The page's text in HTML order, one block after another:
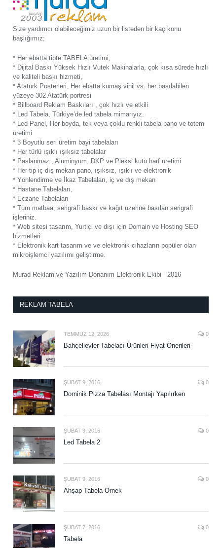
Size yardımcı olabileceğimiz uzun bir listeden bir kaç konu
başlığımız;
* Her ebatta tipte TABELA üretimi,
* Dijital Baskı Yüksek Hızlı Vutek Makinalarla, çok kısa sürede hızlı
ve kaliteli baskı hizmeti,
* Atatürk Posterleri, Her ebatta kumaş vinil vs. her basılabilen
yüzeye 302 Atatürk portresi
* Billboard Reklam Baskıları , çok hızlı ve etkili
* Led Tabela, Türkiye’de led tabela mimarıyız.
* Led Panel, Her boyda, tek veya çoklu renkli tabela pano ve totem
üretimi
* 3 Boyutlu seri üretim bayi tabelaları
* Her türlü ışıklı ışıksız tabelalar
* Paslanmaz , Alüminyum, DKP ve Pleksi kutu harf üretimi
* Her tip iç-dış mekan pano, ışıksız, ışıklı ve elektronik
* Yönlendirme ve İkaz Tabelaları, iç ve dış mekan
* Hastane Tabelaları,
* Eczane Tabelaları
* Tüm matbaa, serigrafi baskı ve kağıt üzerine basılan serigrafi
işleriniz.
* Web sitesi tasarım, Yurtiçi ve dışı için Domain ve Hosting SEO
hizmetleri
* Elektronik kart tasarım ve ve elektronik cihazların popüler olan
mikroişlemci yazılımı geliştirme.
Murad Reklam ve Yazılım Donanım Elektronik Ekibi - 2016
REKLAM TABELA
TEMMUZ 12, 2026 0
Bahçelievler Tabelacı Ürünleri Fiyat Önerileri
ŞUBAT 9, 2016 0
Dominik Pizza Tabelası Montajı Yapılırken
ŞUBAT 9, 2016 0
Led Tabela 2
ŞUBAT 9, 2016 0
Ahşap Tabela Örnek
ŞUBAT 7, 2016 0
Tabela